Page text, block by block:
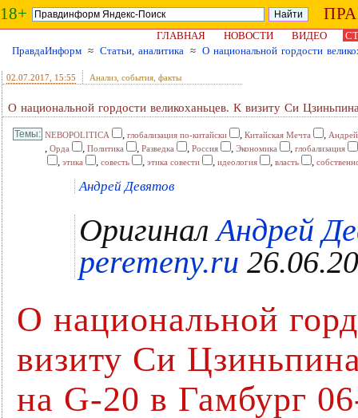
18+
ГЛАВНАЯ НОВОСТИ ВИДЕО
ПравдаИнформ ≈ Статьи, аналитика ≈ О национальной гордости
02.07.2017 , 15:55 Анализ, события, факты
О национальной гордости великоханьцев. К визиту Си
NEBOPOLITICA , глобализация по-китайски , Китайская Мечта ,
, Орда , Политика , Разведка , Россия , Экономика , глобализация
, этика , совесть , этика совести , идеология , власть ,
Андрей Девятов
ОригиналАндрей
peremeny.ru
О национальной
визиту Си
на G-20 в Гамбург